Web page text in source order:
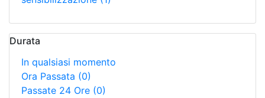
Durata
In qualsiasi momento
Ora Passata (0)
Passate 24 Ore (0)